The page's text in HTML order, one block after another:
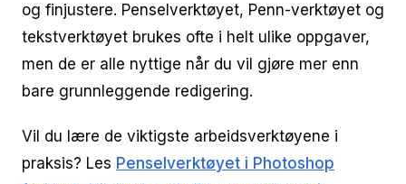
og finjustere. Penselverktøyet, Penn-verktøyet og
tekstverktøyet brukes ofte i helt ulike oppgaver,
men de er alle nyttige når du vil gjøre mer enn
bare grunnleggende redigering.
Vil du lære de viktigste arbeidsverktøyene i
praksis? Les Penselverktøyet i Photoshop